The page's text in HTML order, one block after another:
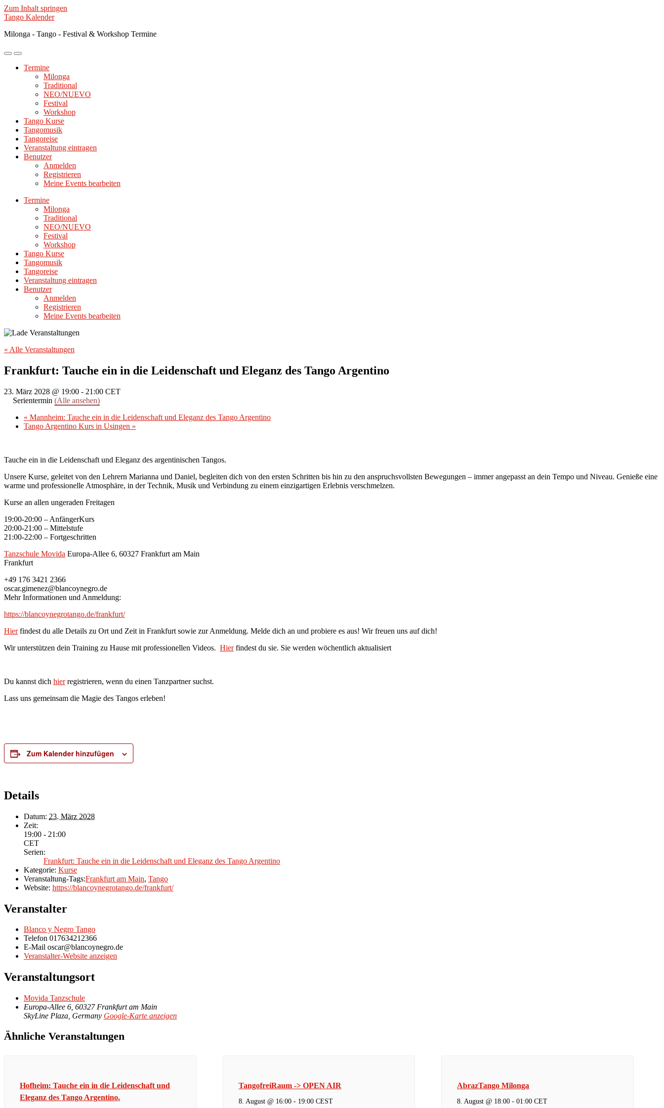
Zum Inhalt springen
Tango Kalender
Milonga - Tango - Festival & Workshop Termine
Mobile-
ein-/ausblenden
Suchfeld
ein-/ausblenden
Termine
Milonga
Traditional
NEO/NUEVO
Festival
Workshop
Tango Kurse
Tangomusik
Tangoreise
Veranstaltung eintragen
Benutzer
Anmelden
Registrieren
Meine Events bearbeiten
Termine
Milonga
Traditional
NEO/NUEVO
Festival
Workshop
Tango Kurse
Tangomusik
Tangoreise
Veranstaltung eintragen
Benutzer
Anmelden
Registrieren
Meine Events bearbeiten
« Alle Veranstaltungen
Frankfurt: Tauche ein in die Leidenschaft und Eleganz des Tango Argentino
23. März 2028 @ 19:00 - 21:00 CET
Serientermin (Alle ansehen)
« Mannheim: Tauche ein in die Leidenschaft und Eleganz des Tango Argentino
Tango Argentino Kurs in Usingen »
Tauche ein in die Leidenschaft und Eleganz des argentinischen Tangos.
Unsere Kurse, geleitet von den Lehrern Marianna und Daniel, begleiten dich von den ersten Schritten bis hin zu den anspruchsvollsten Bewegungen – immer angepasst an dein Tempo und Niveau. Genieße eine
warme und professionelle Atmosphäre, in der Technik, Musik und Verbindung zu einem einzigartigen Erlebnis verschmelzen.
Kurse an allen ungeraden Freitagen
19:00-20:00 – AnfängerKurs
20:00-21:00 – Mittelstufe
21:00-22:00 – Fortgeschritten
Tanzschule Movida Europa-Allee 6, 60327 Frankfurt am Main
Frankfurt
+49 176 3421 2366
oscar.gimenez@blancoynegro.de
Mehr Informationen und Anmeldung:
https://blancoynegrotango.de/frankfurt/
Hierfindest du alle Details zu Ort und Zeit in Frankfurt sowie zur Anmeldung. Melde dich an und probiere es aus! Wir freuen uns auf dich!
Wir unterstützen dein Training zu Hause mit professionellen Videos. Hierfindest du sie. Sie werden wöchentlich aktualisiert
Du kannst dich hierregistrieren, wenn du einen Tanzpartner suchst.
Lass uns gemeinsam die Magie des Tangos erleben!
Zum Kalender hinzufügen
Details
Datum: 23. März 2028
Zeit:
19:00 - 21:00
CET
Serien:
Frankfurt: Tauche ein in die Leidenschaft und Eleganz des Tango Argentino
Kategorie: Kurse
Veranstaltung-Tags:Frankfurt am Main, Tango
Website: https://blancoynegrotango.de/frankfurt/
Veranstalter
Blanco y Negro Tango
Telefon 017634212366
E-Mail oscar@blancoynegro.de
Veranstalter-Website anzeigen
Veranstaltungsort
Movida Tanzschule
Europa-Allee 6, 60327 Frankfurt am Main
SkyLine Plaza Germany Google-Karte anzeigen
Ähnliche Veranstaltungen
Hofheim: Tauche ein in die Leidenschaft und
Eleganz des Tango Argentino.
TangofreiRaum -> OPEN AIR
8. August @ 16:00- 19:00 CEST
AbrazTango Milonga
8. August @ 18:00 -01:00 CET